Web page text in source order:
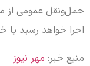
حمل‌ونقل عمومی از
اجرا خواهد رسید یا
منبع خبر: مهر نیوز